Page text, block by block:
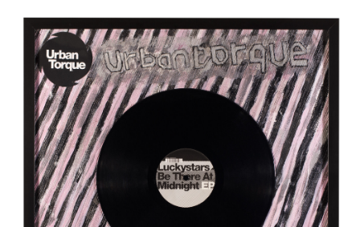
Luckystars «Be there At Midnight»
50/50cm
12" Vinyl, Acrylic on
Paper, Mixed Media